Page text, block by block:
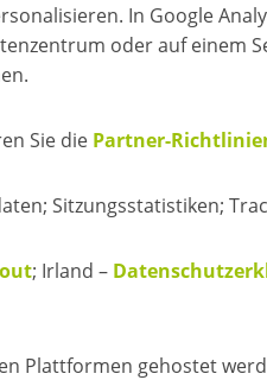
In Google
oder auf einem
Sie die Partner-
Sitzungsstatistiken;
; Irland –
Plattformen gehostet